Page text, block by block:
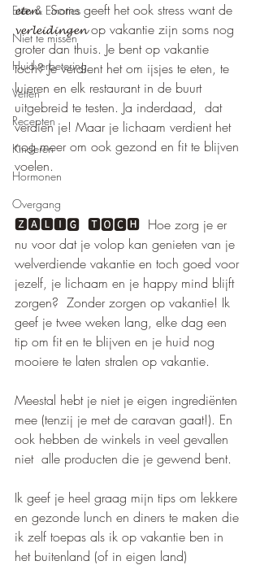
Eten & Emoties
Niet te missen
Huidverbetering
Vetten
Recepten
Kinderen
Hormonen
Overgang
𝓮𝓽𝓮𝓷.  Soms geeft het ook stress want de
𝓿𝓮𝓻𝓵𝓮𝓲𝓭𝓲𝓷𝓰𝓮𝓷 op vakantie zijn soms nog
groter dan thuis. Je bent op vakantie
toch? Je verdient het om ijsjes te eten, te
luieren en elk restaurant in de buurt
uitgebreid te testen. Ja inderdaad,  dat
verdien je! Maar je lichaam verdient het
nog meer om ook gezond en fit te blijven
voelen.
🆉🅰🅻🅸🅶  🆃🅾🅲🅷  Hoe zorg je er
nu voor dat je volop kan genieten van je
welverdiende vakantie en toch goed voor
jezelf, je lichaam en je happy mind blijft
zorgen?  Zonder zorgen op vakantie! Ik
geef je twee weken lang, elke dag een
tip om fit en te blijven en je huid nog
mooiere te laten stralen op vakantie.
Meestal hebt je niet je eigen ingrediënten
mee (tenzij je met de caravan gaat!). En
ook hebben de winkels in veel gevallen
niet  alle producten die je gewend bent.
Ik geef je heel graag mijn tips om lekkere
en gezonde lunch en diners te maken die
ik zelf toepas als ik op vakantie ben in
het buitenland (of in eigen land)